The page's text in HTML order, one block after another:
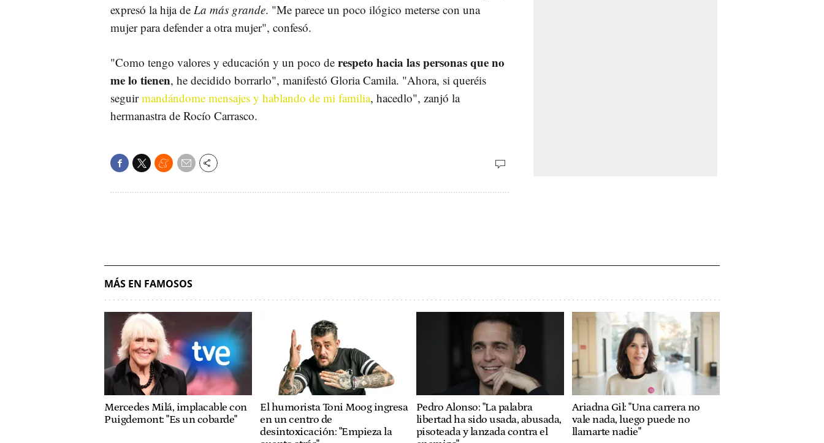
expresó la hija de La más grande. "Me parece un poco ilógico meterse con una
mujer para defender a otra mujer", confesó.
"Como tengo valores y educación y un poco de respeto hacia las personas que no
me lo tienen, he decidido borrarlo", manifestó Gloria Camila. "Ahora, si queréis
seguirmandándome mensajes y hablando de mi familia, hacedlo", zanjó la
hermanastra de Rocío Carrasco.
MÁS EN FAMOSOS
Mercedes Milá, implacable con
Puigdemont: "Es un cobarde"
El humorista Toni Moog ingresa
en un centro de
desintoxicación: "Empieza la
Pedro Alonso: "La palabra
libertad ha sido usada, abusada,
pisoteada y lanzada contra el
Ariadna Gil: "Una carrera no
vale nada, luego puede no
llamarte nadie"